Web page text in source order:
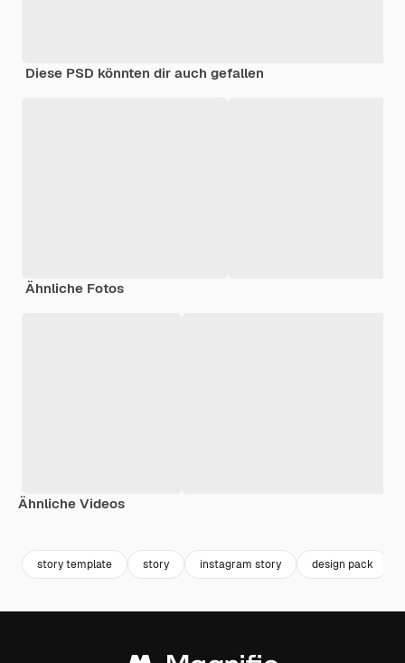
Diese PSD könnten dir auch gefallen
Ähnliche Fotos
Ähnliche Videos
story template story instagram story design pack